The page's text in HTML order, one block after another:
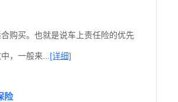
购买。也就是说车上责任险的优先
，一般来... [详细]
险